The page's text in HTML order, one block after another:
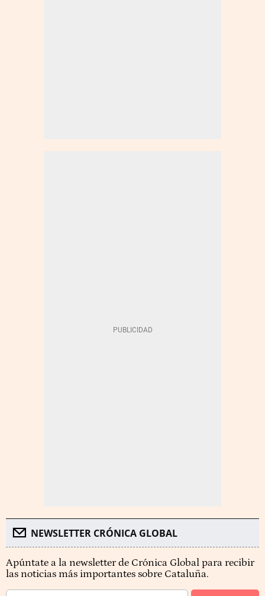
NEWSLETTER CRÓNICA GLOBAL
Apúntate a la newsletter de Crónica Global para recibir
las noticias más importantes sobre Cataluña.